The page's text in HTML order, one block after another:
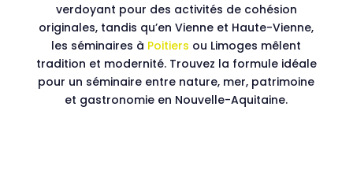
verdoyant pour des activités de cohésion
originales, tandis qu’en Vienne et Haute-Vienne,
les séminaires à Poitiers ou Limoges mêlent
tradition et modernité. Trouvez la formule idéale
pour un séminaire entre nature, mer, patrimoine
et gastronomie en Nouvelle-Aquitaine.